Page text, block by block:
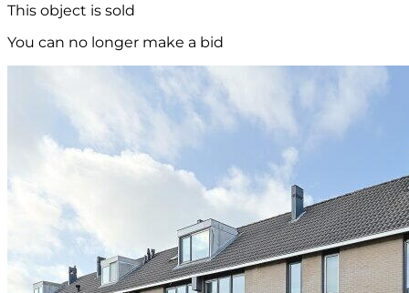
This object is sold
You can no longer make a bid